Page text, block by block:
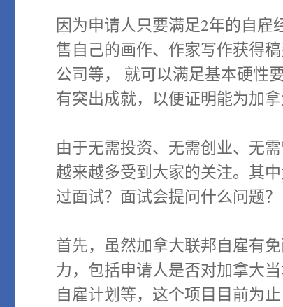
因为申请人只要满足2年的自雇
售自己的画作、作家写作获得
公司等， 就可以满足基本硬性
有突出成就，以便证明能为加拿
由于无需投资、无需创业、无
越来越多受到大家的关注。其
过面试？面试会提问什么问题？
首先，虽然加拿大联邦自雇有
力，包括申请人是否对加拿大
自雇计划等，这个项目目前为